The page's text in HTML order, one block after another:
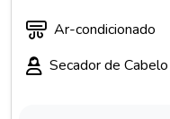
Ar-condicionado
Secador de Cabelo